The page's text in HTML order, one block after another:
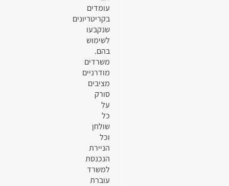
עומדים
בקריטריונים
שנקבעו
לשימוש
בהם.
משרדים
מודרניים
מציבים
סורק
על
כל
שולחן
וכל
הניירת
הנכנסת
למשרד
עוברת